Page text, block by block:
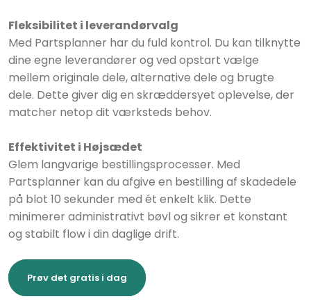
Fleksibilitet i leverandørvalg
Med Partsplanner har du fuld kontrol. Du kan tilknytte
dine egne leverandører og ved opstart vælge
mellem originale dele, alternative dele og brugte
dele. Dette giver dig en skræddersyet oplevelse, der
matcher netop dit værksteds behov.
Effektivitet i Højsædet
Glem langvarige bestillingsprocesser. Med
Partsplanner kan du afgive en bestilling af skadedele
på blot 10 sekunder med ét enkelt klik. Dette
minimerer administrativt bøvl og sikrer et konstant
og stabilt flow i din daglige drift.
Prøv det gratis i dag​